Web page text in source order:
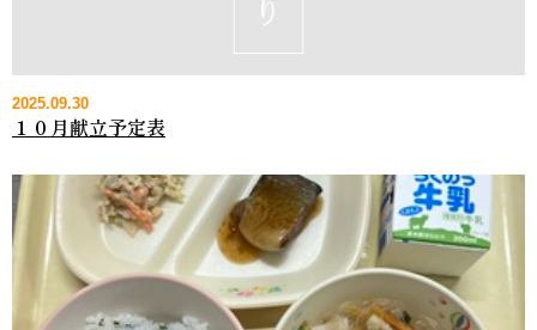
2025.09.30
１０月献立予定表